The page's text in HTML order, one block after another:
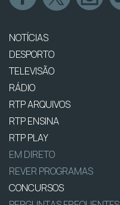
NOTÍCIAS
DESPORTO
TELEVISÃO
RÁDIO
RTP ARQUIVOS
RTP ENSINA
RTP PLAY
EM DIRETO
REVER PROGRAMAS
CONCURSOS